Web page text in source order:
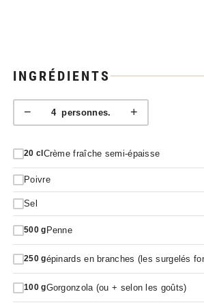
INGRÉDIENTS
− 4personnes. +
20 cl Crème fraîche semi-épaisse
Poivre
Sel
500 gPenne
250 gépinards en branches (les surgelés
100 gGorgonzola (ou + selon les goûts)